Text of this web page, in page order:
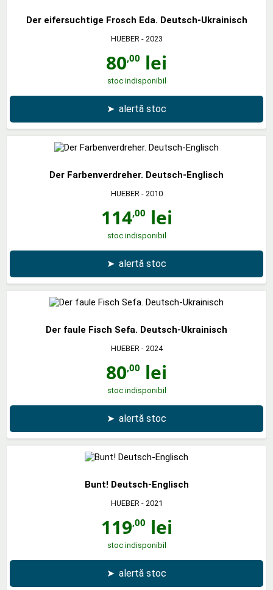
Der eifersuchtige Frosch Eda. Deutsch-Ukrainisch
HUEBER - 2023
80,00 lei
stoc indisponibil
➤ alertă stoc
Der Farbenverdreher. Deutsch-Englisch
HUEBER - 2010
114,00 lei
stoc indisponibil
➤ alertă stoc
Der faule Fisch Sefa. Deutsch-Ukrainisch
HUEBER - 2024
80,00 lei
stoc indisponibil
➤ alertă stoc
Bunt! Deutsch-Englisch
HUEBER - 2021
119,00 lei
stoc indisponibil
➤ alertă stoc